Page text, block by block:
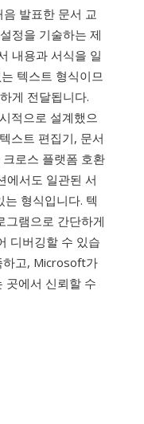
발표한 문서 교
정을 기술하는 제
내용과 서식을 일
텍스트 형식이므
게 전달됩니다.
적으로 설계했으
스트 편집기, 문서
로스 플랫폼 호환
에서도 일관된 서
형식입니다. 텍
그램으로 간단하게
디버깅할 수 있습
하고, Microsoft가
곳에서 신뢰할 수